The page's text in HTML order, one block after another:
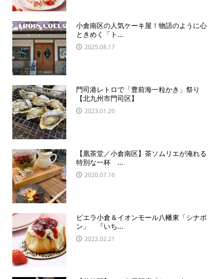
小倉南区の人気ケーキ屋！物語のように心
ときめく「ト...
2025.08.17
門司港レトロで「豊前海一粒かき」祭り
【北九州市門司区】
2023.01.20
【凰茶堂／小倉南区】茶ソムリエが淹れる
特別な一杯 ...
2020.07.16
ビエラ小倉＆イオンモール八幡東「シナボ
ン」 『いち...
2022.02.21